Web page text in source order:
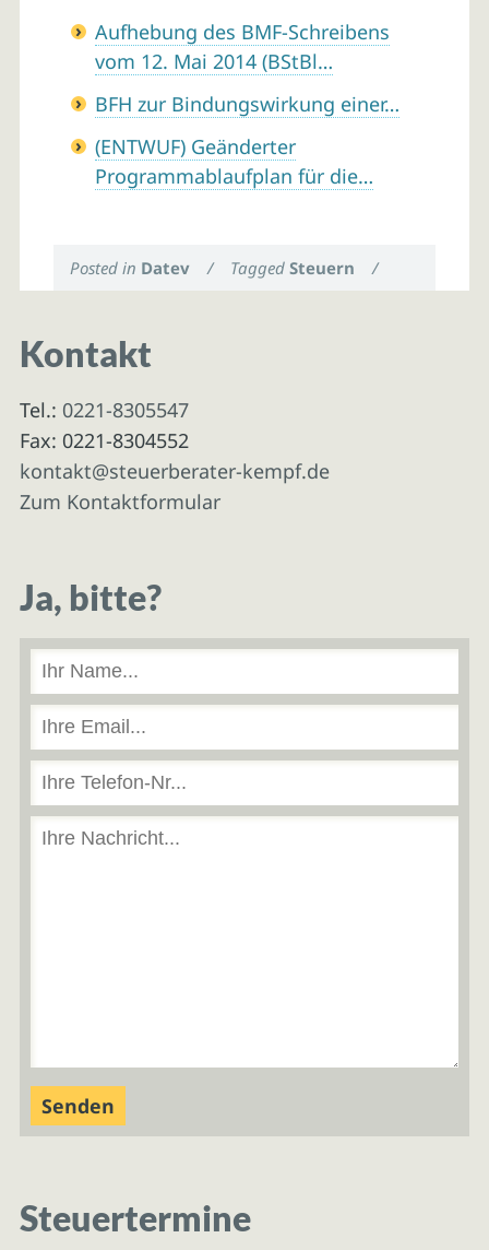
Aufhebung des BMF-Schreibens
vom 12. Mai 2014 (BStBl…
BFH zur Bindungswirkung einer…
(ENTWUF) Geänderter
Programmablaufplan für die…
Posted in Datev / TaggedSteuern /
Kontakt
Tel.: 0221-8305547
Fax: 0221-8304552
kontakt@steuerberater-kempf.de
Zum Kontaktformular
Ja, bitte?
Steuertermine